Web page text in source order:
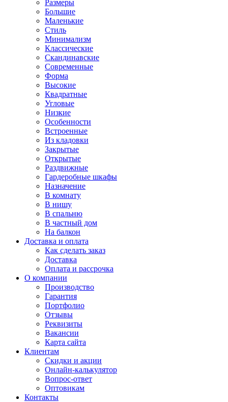
Размеры
Большие
Маленькие
Стиль
Минимализм
Классические
Скандинавские
Современные
Форма
Высокие
Квадратные
Угловые
Низкие
Особенности
Встроенные
Из кладовки
Закрытые
Открытые
Раздвижные
Гардеробные шкафы
Назначение
В комнату
В нишу
В спальню
В частный дом
На балкон
Доставка и оплата
Как сделать заказ
Доставка
Оплата и рассрочка
О компании
Производство
Гарантия
Портфолио
Отзывы
Реквизиты
Вакансии
Карта сайта
Клиентам
Скидки и акции
Онлайн-калькулятор
Вопрос-ответ
Оптовикам
Контакты